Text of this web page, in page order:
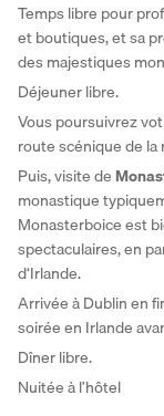
Temps libre pour
et boutiques, et sa
des majestiques
Déjeuner libre.
Vous poursuivrez
route scénique de
Puis, visite de
monastique
Monasterboice est
spectaculaires, en
d‘Irlande.
Arrivée à Dublin en
soirée en Irlande
Dîner libre.
Nuitée à l’hôtel